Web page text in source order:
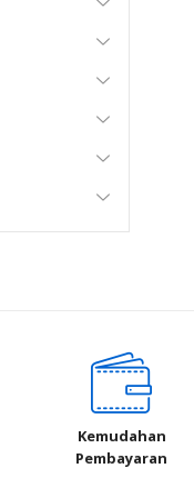
Kemudahan
Pembayaran